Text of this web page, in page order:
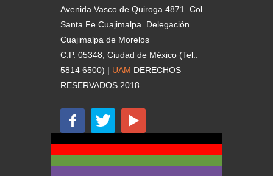
Avenida Vasco de Quiroga 4871. Col.
Santa Fe Cuajimalpa. Delegación
Cuajimalpa de Morelos
C.P. 05348, Ciudad de México (Tel.:
5814 6500) | UAM DERECHOS
RESERVADOS 2018